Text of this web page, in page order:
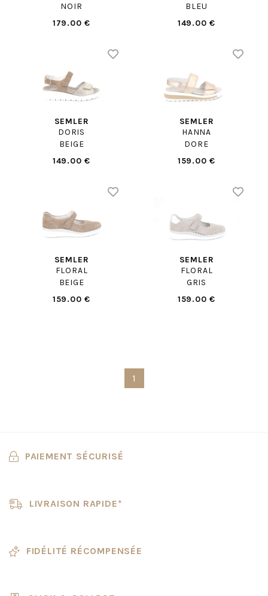
NOIR
179.00 €
BLEU
149.00 €
SEMLER
DORIS
BEIGE
149.00 €
SEMLER
HANNA
DORE
159.00 €
SEMLER
FLORAL
BEIGE
159.00 €
SEMLER
FLORAL
GRIS
159.00 €
1
PAIEMENT SÉCURISÉ
LIVRAISON RAPIDE*
FIDÉLITÉ RÉCOMPENSÉE